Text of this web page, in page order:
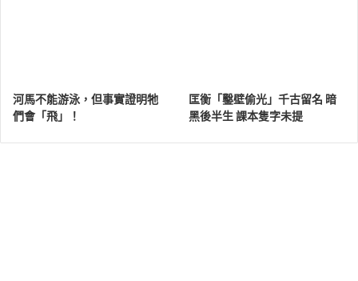
河馬不能游泳，但事實證明牠
們會「飛」！
匡衡「鑿壁偷光」千古留名 暗
黑後半生 課本隻字未提